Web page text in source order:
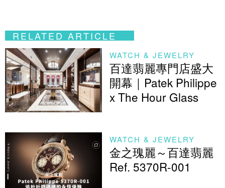
RELATED ARTICLE
WATCH & JEWELRY
百達翡麗專門店盛大
開幕｜Patek Philippe
x The Hour Glass
WATCH & JEWELRY
金之瑰麗～百達翡麗
Ref. 5370R-001